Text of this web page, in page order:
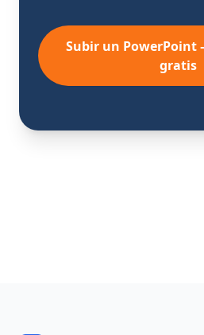
Subir un PowerPoint
gratis